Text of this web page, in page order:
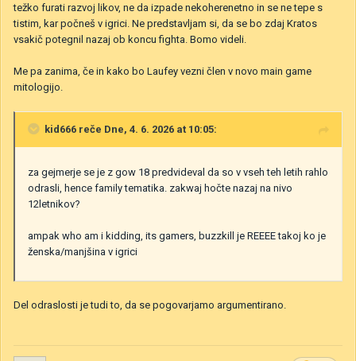
težko furati razvoj likov, ne da izpade nekoherenetno in se ne tepe s
tistim, kar počneš v igrici. Ne predstavljam si, da se bo zdaj Kratos
vsakič potegnil nazaj ob koncu fighta. Bomo videli.
Me pa zanima, če in kako bo Laufey vezni člen v novo main game
mitologijo.
kid666 reče Dne, 4. 6. 2026 at 10:05:
za gejmerje se je z gow 18 predvideval da so v vseh teh letih rahlo
odrasli, hence family tematika. zakwaj hočte nazaj na nivo
12letnikov?
ampak who am i kidding, its gamers, buzzkill je REEEE takoj ko je
ženska/manjšina v igrici
Del odraslosti je tudi to, da se pogovarjamo argumentirano.